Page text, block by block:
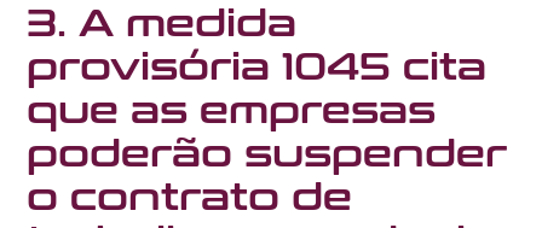
3. A medida
provisória 1045 cita
que as empresas
poderão suspender
o contrato de